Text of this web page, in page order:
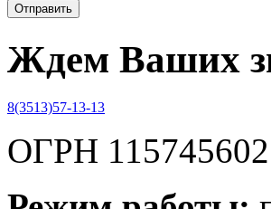
Ждем Ваших
8(3513)57-13-13
ОГРН